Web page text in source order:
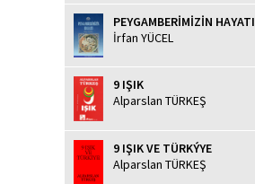
PEYGAMBERİMİZİN HAYATI
İrfan YÜCEL
9 IŞIK
Alparslan TÜRKEŞ
9 IŞIK VE TÜRKÝYE
Alparslan TÜRKEŞ